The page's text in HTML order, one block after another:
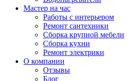
Мастер на час
Работы с интерьером
Ремонт сантехники
Сборка крупной мебели
Сборка кухни
Ремонт электрики
О компании
Отзывы
Блог